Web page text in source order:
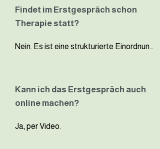
Findet im Erstgespräch schon
Therapie statt?
Nein. Es ist eine strukturierte Einordnung
Kann ich das Erstgespräch auch
online machen?
Ja, per Video.